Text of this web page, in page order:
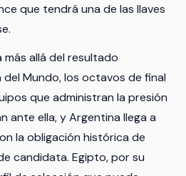
que tendrá una de las llaves
allá del resultado
del Mundo, los octavos de final
que administran la presión
ante ella, y Argentina llega a
la obligación histórica de
candidata. Egipto, por su